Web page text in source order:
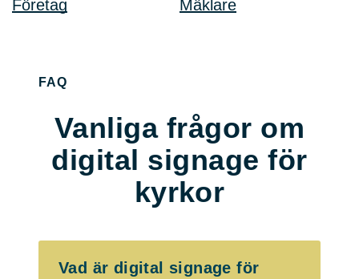
Företag
Mäklare
FAQ
Vanliga frågor om
digital signage för
kyrkor
Vad är digital signage för